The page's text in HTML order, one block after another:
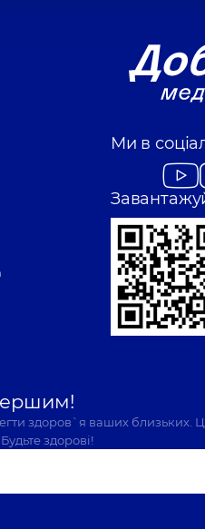
Ми в
здоров`я ваших близьких.
здорові!